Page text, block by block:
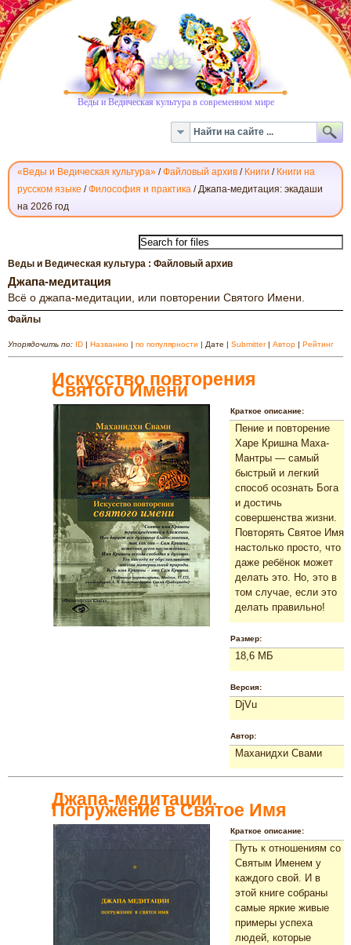
Веды и Ведическая культура в современном мире
«Веды и Ведическая культура» /Файловый архив / Книги / Книги на
русском языке /Философия и практика /Джапа-медитация: экадаши
на 2026 год
ПО
ДЖАПА-
МЕДИТАЦИИ
Веды и Ведическая культура : Файловый архив
Джапа-медитация
Всё о джапа-медитации, или повторении Святого Имени.
Файлы
Упорядочить по: ID | Названию | по популярности | Дате | Submitter| Автор | Рейтинг
Искусство повторения
Святого Имени
Краткое описание:
Пение и повторение
Харе Кришна Маха-
Мантры — самый
быстрый и легкий
способ осознать Бога
и достичь
совершенства жизни.
Повторять Святое Имя
настолько просто, что
даже ребёнок может
делать это. Но, это в
том случае, если это
делать правильно!
Размер:
18,6 МБ
Версия:
DjVu
Автор:
Маханидхи Свами
Джапа-медитации.
Погружение в Святое Имя
Краткое описание:
Путь к отношениям со
Святым Именем у
каждого свой. И в
этой книге собраны
самые яркие живые
примеры успеха
людей, которые